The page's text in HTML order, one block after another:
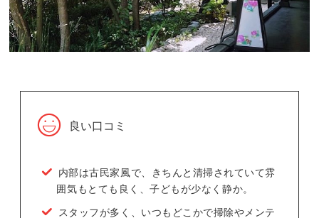
良い口コミ
内部は古民家風で、きちんと清掃されていて雰
囲気もとても良く、子どもが少なく静か。
スタッフが多く、いつもどこかで掃除やメンテ